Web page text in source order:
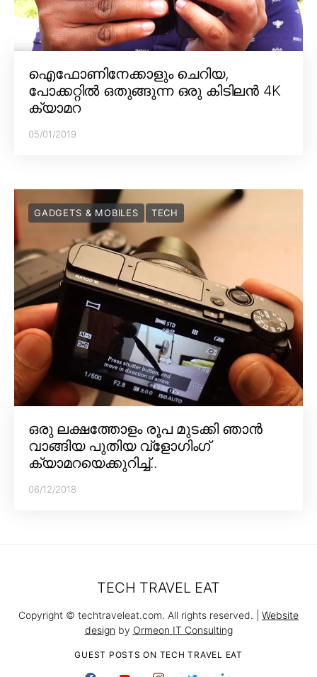
ഐഫോണിനേക്കാളും ചെറിയ,
പോക്കറ്റിൽ ഒതുങ്ങുന്ന ഒരു കിടിലൻ 4K
ക്യാമറ
05/01/2019
GADGETS & MOBILES TECH
ഒരു ലക്ഷത്തോളം രൂപ മുടക്കി ഞാൻ
വാങ്ങിയ പുതിയ വ്‌ളോഗിംഗ്
ക്യാമറയെക്കുറിച്ച്..
06/12/2018
GUEST POSTS ON TECH TRAVEL EAT
TECH TRAVEL EAT
Copyright © techtraveleat.com. All rights reserved. | Website
design by Ormeon IT Consulting